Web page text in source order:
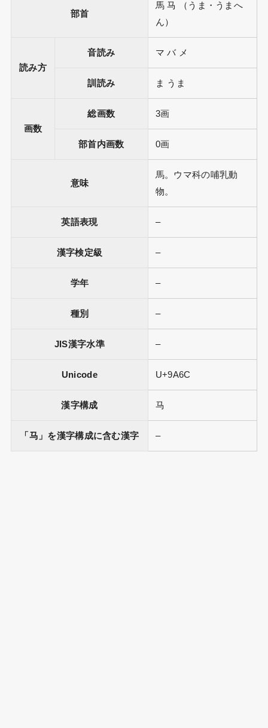
部首
馬 马 （うま・うまへ
ん）
読み方
音読み マ バ メ
訓読み ま うま
画数
総画数 3画
部首内画数 0画
意味
馬。ウマ科の哺乳動
物。
英語表現 –
漢字検定級 –
学年 –
種別 –
JIS漢字水準 –
Unicode U+9A6C
漢字構成 马
「马」を漢字構成に含む漢字 –